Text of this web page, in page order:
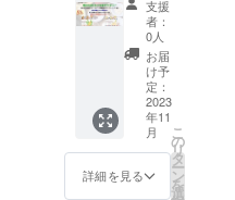
ンライ
ンでの
ご相談
になり
ます。
現在の
ご支援
者の状
況をお
教え願
ンプル×
１袋
サービ
ス＋
IonaFre
eサンプ
ル×１枚
サービ
ス 食の
相談－
m」×１
箱＋
「フレ
ンチ
ガー
リック
のめざ
Premiu
m」×１
箱＋
支援
者：
0人
お届
け予
定：
2023
年11
月
詳細を見る
こ
の
リ
タ
ー
ン
を
選